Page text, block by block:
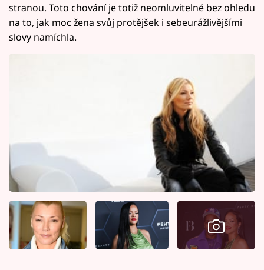
stranou. Toto chování je totiž neomluvitelné bez ohledu
na to, jak moc žena svůj protějšek i sebeurážlivějšími
slovy namíchla.